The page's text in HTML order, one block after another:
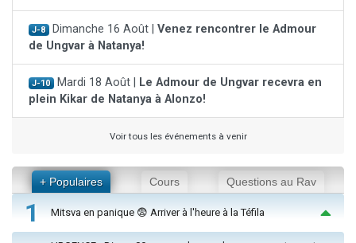
J-8 Dimanche 16 Août | Venez rencontrer le Admour
de Ungvar à Natanya!
J-10 Mardi 18 Août |
Le Admour de Ungvar recevra en
plein Kikar de Natanya à Alonzo!
Voir tous les événements à venir
+ Populaires Cours Questions au Rav
1 Mitsva en panique 😨 Arriver à l'heure à la Téfila